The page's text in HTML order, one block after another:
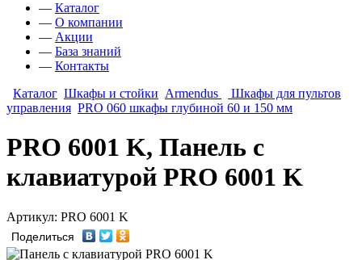
— Каталог
— О компании
— Акции
— База знаний
— Контакты
Каталог Шкафы и стойки Armendus
Шкафы для пультов
управления PRO 060 шкафы глубиной 60 и 150 мм
PRO 6001 K, Панель с
клавиатурой PRO 6001 K
Артикул: PRO 6001 K
Поделиться